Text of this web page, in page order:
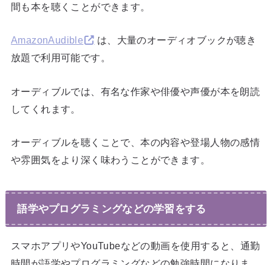
間も本を聴くことができます。
AmazonAudible
は、大量のオーディオブックが聴き
放題で利用可能です。
オーディブルでは、有名な作家や俳優や声優が本を朗読
してくれます。
オーディブルを聴くことで、本の内容や登場人物の感情
や雰囲気をより深く味わうことができます。
語学やプログラミングなどの学習をする
スマホアプリやYouTubeなどの動画を使用すると、通勤